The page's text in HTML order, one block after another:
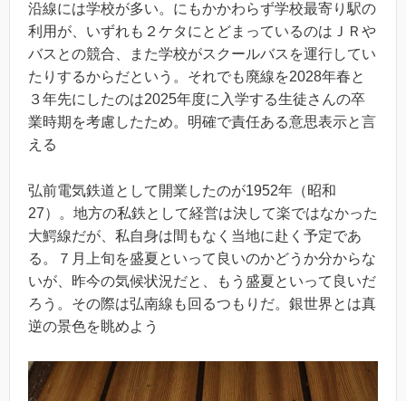
沿線には学校が多い。にもかかわらず学校最寄り駅の
利用が、いずれも２ケタにとどまっているのはＪＲや
バスとの競合、また学校がスクールバスを運行してい
たりするからだという。それでも廃線を2028年春と
３年先にしたのは2025年度に入学する生徒さんの卒
業時期を考慮したため。明確で責任ある意思表示と言
える
弘前電気鉄道として開業したのが1952年（昭和
27）。地方の私鉄として経営は決して楽ではなかった
大鰐線だが、私自身は間もなく当地に赴く予定であ
る。７月上旬を盛夏といって良いのかどうか分からな
いが、昨今の気候状況だと、もう盛夏といって良いだ
ろう。その際は弘南線も回るつもりだ。銀世界とは真
逆の景色を眺めよう